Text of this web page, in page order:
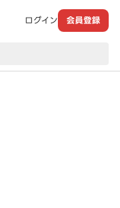
ログイン 会員登録